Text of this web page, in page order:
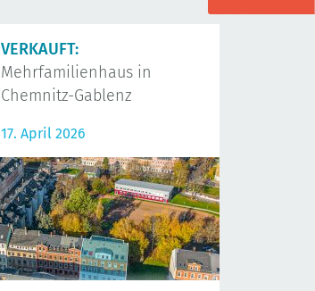
VERKAUFT:
Mehrfamilienhaus in
Chemnitz-Gablenz
17. April 2026